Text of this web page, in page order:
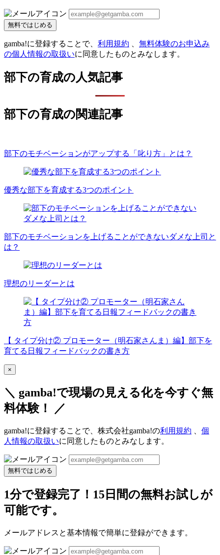
無料ではじめる
gamba!に登録することで、 利用規約 、 無料体験のお申込み
の個人情報の取扱いに同意したものとみなします。
部下の育成の人気記事
部下の育成の関連記事
部下のモチベーションがアップする「叱り方」とは？
優秀な部下を育成する3つのポイント
部下のモチベーションを上げることができないダメな上司と
は？
理想のリーダーとは
【 タイプ分け② プロモーター（明石家さんま）編】部下を
育てる日報フィードバックの書き方
×
＼ gamba!で現場の見える化を今すぐ無
料体験！ ／
gamba!に登録することで、株式会社gamba!の利用規約
個
人情報の取扱いに同意したものとみなします。
無料ではじめる
1分で登録完了！15日間の無料お試しが
可能です。
メールアドレスと基本情報で簡単に登録ができます。